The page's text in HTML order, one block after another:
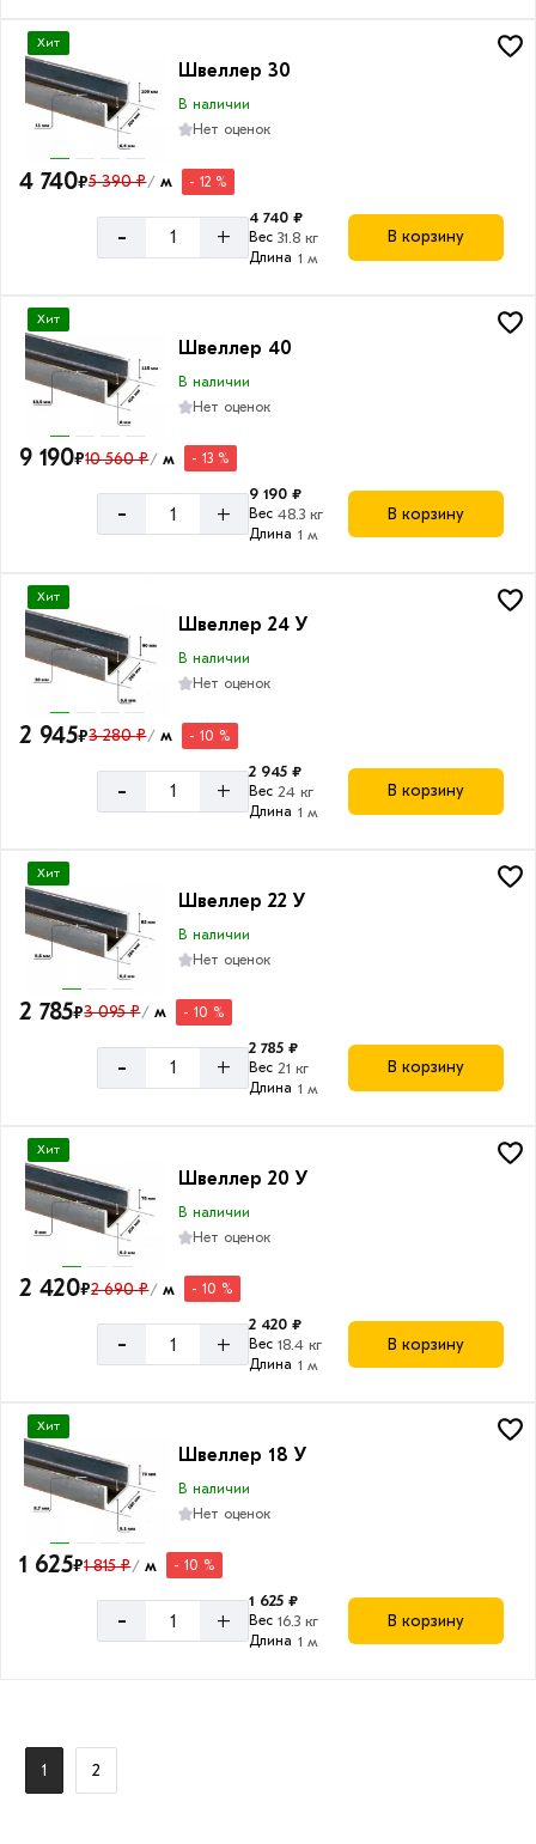
Хит
Швеллер 30
В наличии
Нет оценок
4 740₽5 390 ₽/ м - 12 %
- +
4 740 ₽
Вес 31.8 кг
Длина 1 м
В корзину
Хит
Швеллер 40
В наличии
Нет оценок
9 190₽10 560 ₽/ м - 13 %
- +
9 190 ₽
Вес 48.3 кг
Длина 1 м
В корзину
Хит
Швеллер 24 У
В наличии
Нет оценок
2 945₽3 280 ₽/ м - 10 %
- +
2 945 ₽
Вес 24 кг
Длина 1 м
В корзину
Хит
Швеллер 22 У
В наличии
Нет оценок
2 785₽3 095 ₽/ м - 10 %
- +
2 785 ₽
Вес 21 кг
Длина 1 м
В корзину
Хит
Швеллер 20 У
В наличии
Нет оценок
2 420₽2 690 ₽/ м - 10 %
- +
2 420 ₽
Вес 18.4 кг
Длина 1 м
В корзину
Хит
Швеллер 18 У
В наличии
Нет оценок
1 625₽1 815 ₽/ м - 10 %
- +
1 625 ₽
Вес 16.3 кг
Длина 1 м
В корзину
1 2